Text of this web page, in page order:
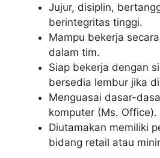
Jujur, disiplin,
berintegritas tinggi.
Mampu bekerja
dalam tim.
Siap bekerja dengan
bersedia lembur jika
Menguasai dasar-
komputer (Ms. Office).
Diutamakan memiliki
bidang retail atau